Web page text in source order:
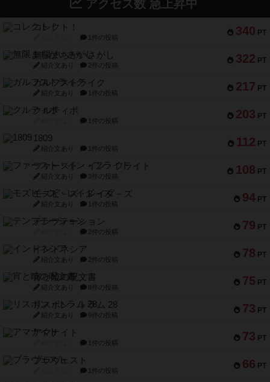
アクセス数 急上昇中
340 PT
コレクト！
1件の投稿
322 PT
無限まちがいさがし
紹介文あり 2件の投稿
217 PT
ガルフストライク
紹介文あり 1件の投稿
203 PT
クルティボ
1件の投稿
112 PT
1809
紹介文あり 1件の投稿
108 PT
ファースト・イン・フライト
紹介文あり 3件の投稿
94 PT
モズビ－ズ・レイダ－ズ
紹介文あり 1件の投稿
79 PT
テンプテーション
2件の投稿
78 PT
インドネシア
紹介文あり 2件の投稿
75 PT
宵と暁の呪文書
紹介文あり 8件の投稿
73 PT
リスボン・トラム 28
紹介文あり 9件の投稿
73 PT
アマナイト
1件の投稿
66 PT
ブラヴェスト
1件の投稿